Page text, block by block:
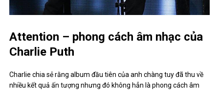
Attention – phong cách âm nhạc của
Charlie Puth
Charlie chia sẻ rằng album đầu tiên của anh chàng tuy đã thu về
nhiều kết quả ấn tượng nhưng đó không hẳn là phong cách âm